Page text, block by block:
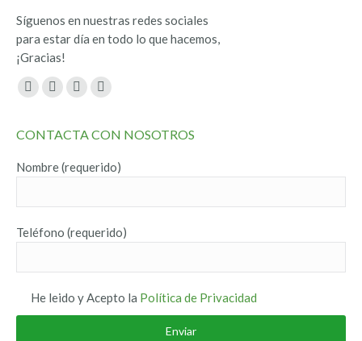
Síguenos en nuestras redes sociales
para estar día en todo lo que hacemos,
¡Gracias!
Encuéntranos en:
Facebook
opens
new
Twitter
opens
new
YouTube
opens
new
Instagram
opens
in
new
CONTACTA CON NOSOTROS
Nombre (requerido)
Teléfono (requerido)
He leido y Acepto la Política de Privacidad